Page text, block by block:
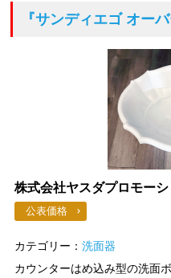
『サンディエゴ オー
株式会社ヤスダプロモー
公表価格
カテゴリー：洗面器
カウンターはめ込み型の洗面ボ